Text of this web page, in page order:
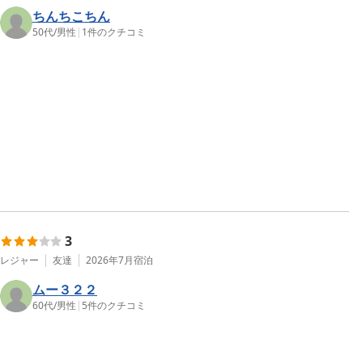
ちんちこちん
50代/男性 | 1件のクチコミ
3
レジャー 友達 2026年7月宿泊
ムー３２２
60代/男性 | 5件のクチコミ